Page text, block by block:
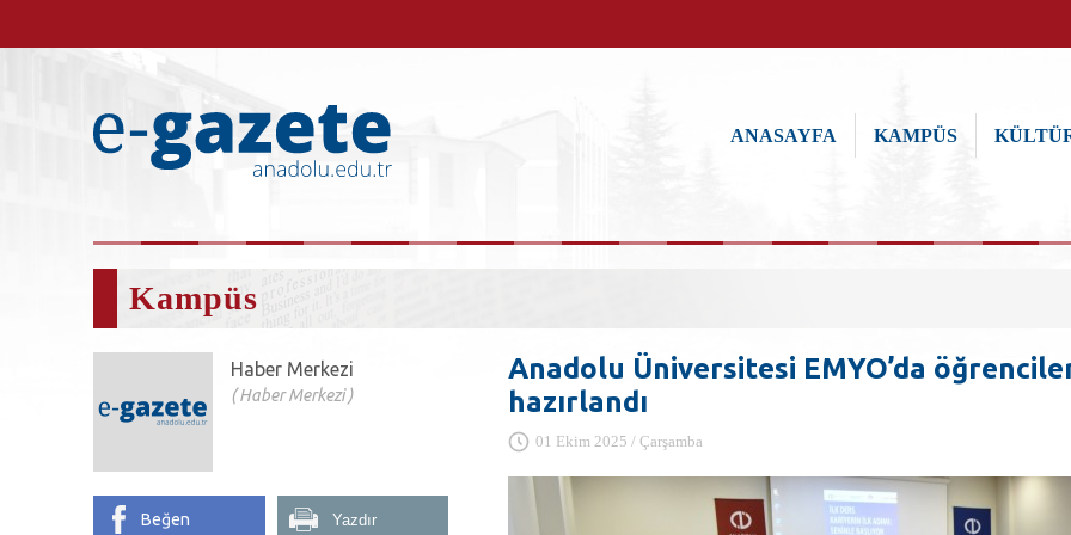
ANASAYFA KAMPÜS
Kampüs
Anadolu Üniversitesi EMYO’da
hazırlandı
01 Ekim 2025 / Çarşamba
Haber Merkezi
Haber Merkezi
Beğen Yazdır